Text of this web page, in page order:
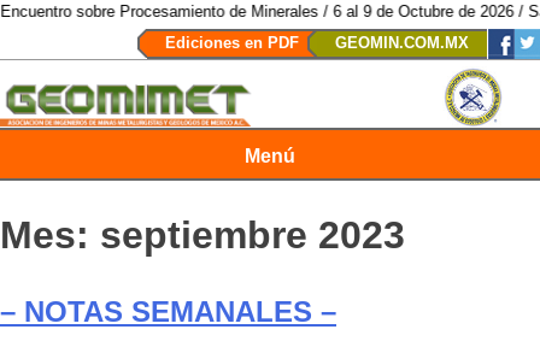
de Minerales / 6 al 9 de Octubre de 2026 / San Luis Potosí,
Ediciones en PDF
GEOMIN.COM.MX
Menú
Mes: septiembre 2023
– NOTAS SEMANALES –